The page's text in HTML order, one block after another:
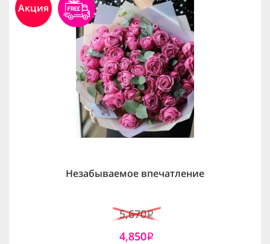
Акция
Незабываемое впечатление
5,670i
4,850i